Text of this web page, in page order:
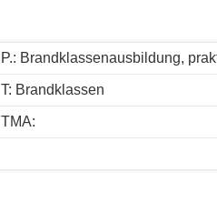
P.: Brandklassenausbildung,
T: Brandklassen
TMA: